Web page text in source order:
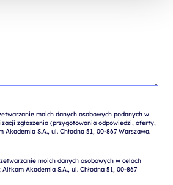
moich danych osobowych podanych w
zgłoszenia (przygotowania odpowiedzi, oferty,
Akademia S.A., ul. Chłodna 51, 00-867